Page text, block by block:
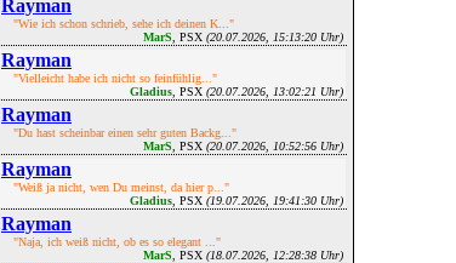
Rayman
"Wie ich schon schrieb, sehe ich deinen K..."
MarS , PSX (20.07.2026, 15:13:20 Uhr)
Rayman
"Vielleicht habe ich nicht so feinfühlig..."
Gladius , PSX (20.07.2026, 13:02:21 Uhr)
Rayman
"Du hast scheinbar einen sehr guten Backg..."
MarS , PSX (20.07.2026, 10:52:56 Uhr)
Rayman
"Weiß ja nicht, wen Du meinst, da hier p..."
Gladius , PSX (19.07.2026, 19:41:30 Uhr)
Rayman
"Naja, ich weiß nicht, ob es so elegant ..."
MarS , PSX (18.07.2026, 12:28:38 Uhr)